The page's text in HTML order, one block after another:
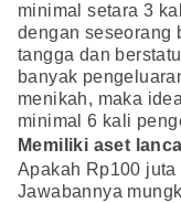
minimal setara 3
dengan seseorang
tangga dan
banyak
menikah, maka
minimal 6 kali
Memiliki aset
Apakah Rp100
Jawabannya